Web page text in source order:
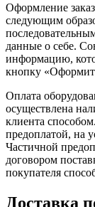
Оформление
следующим
данные о себе.
информацию,
кнопку
Оплата
осуществлена
клиента
предоплатой, на
Частичной
договором
покупателя
Доставка